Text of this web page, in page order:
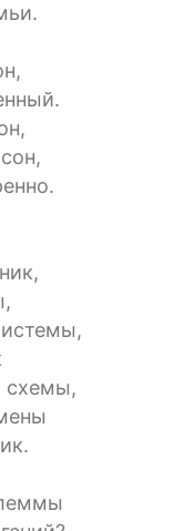
схемы,